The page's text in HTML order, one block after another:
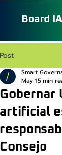
Board IA
Post
Gobernar
artificial
Consejo
Smart
May 15 min